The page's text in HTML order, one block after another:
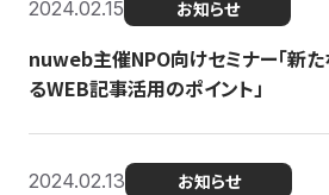
2024.02.15 お知らせ
nuweb主催NPO向けセミナー「新
るWEB記事活用のポイント」
2024.02.13 お知らせ